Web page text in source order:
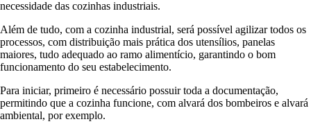
necessidade das cozinhas industriais.
Além de tudo, com a cozinha industrial, será possível agilizar todos os
processos, com distribuição mais prática dos utensílios, panelas
maiores, tudo adequado ao ramo alimentício, garantindo o bom
funcionamento do seu estabelecimento.
Para iniciar, primeiro é necessário possuir toda a documentação,
permitindo que a cozinha funcione, com alvará dos bombeiros e alvará
ambiental, por exemplo.